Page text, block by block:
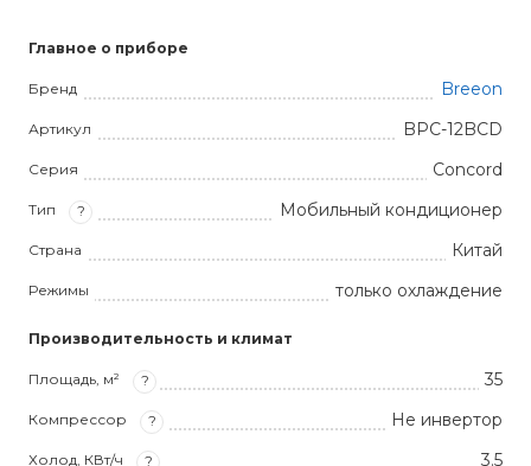
Главное о приборе
Бренд Breeon
Артикул BPC-12BCD
Серия Concord
Тип ? Мобильный кондиционер
Страна Китай
Режимы только охлаждение
Производительность и климат
Площадь, м² ? 35
Компрессор ? Не инвертор
Холод, КВт/ч ? 3.5